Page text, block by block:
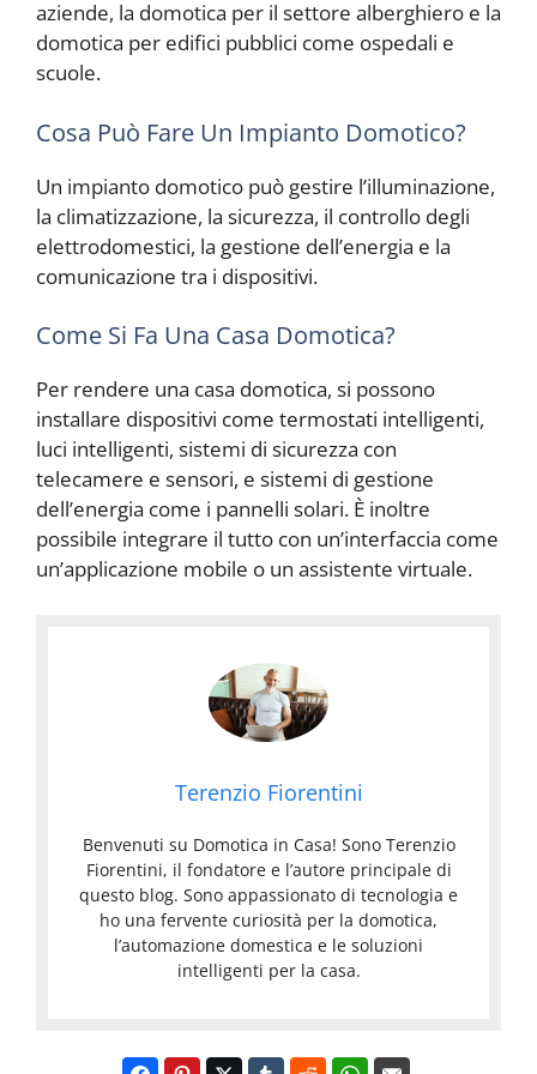
aziende, la domotica per il settore alberghiero e la
domotica per edifici pubblici come ospedali e
scuole.
Cosa Può Fare Un Impianto Domotico?
Un impianto domotico può gestire l’illuminazione,
la climatizzazione, la sicurezza, il controllo degli
elettrodomestici, la gestione dell’energia e la
comunicazione tra i dispositivi.
Come Si Fa Una Casa Domotica?
Per rendere una casa domotica, si possono
installare dispositivi come termostati intelligenti,
luci intelligenti, sistemi di sicurezza con
telecamere e sensori, e sistemi di gestione
dell’energia come i pannelli solari. È inoltre
possibile integrare il tutto con un’interfaccia come
un’applicazione mobile o un assistente virtuale.
Terenzio Fiorentini
Benvenuti su Domotica in Casa! Sono Terenzio
Fiorentini, il fondatore e l’autore principale di
questo blog. Sono appassionato di tecnologia e
ho una fervente curiosità per la domotica,
l’automazione domestica e le soluzioni
intelligenti per la casa.